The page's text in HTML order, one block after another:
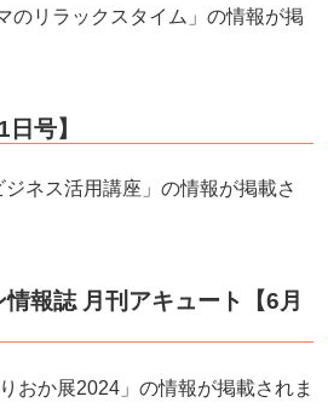
のリラックスタイム」の情報が掲
号】
ネス活用講座」の情報が掲載さ
報誌 月刊アキュート【6月
おか展2024」の情報が掲載されま